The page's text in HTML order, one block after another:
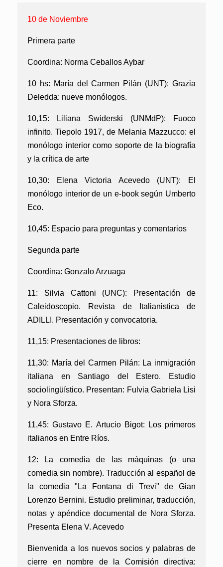
10 de Noviembre
Primera parte
Coordina: Norma Ceballos Aybar
10 hs: María del Carmen Pilán (UNT): Grazia
Deledda: nueve monólogos.
10,15: Liliana Swiderski (UNMdP): Fuoco
infinito. Tiepolo 1917, de Melania Mazzucco: el
monólogo interior como soporte de la biografía
y la crítica de arte
10,30: Elena Victoria Acevedo (UNT): El
monólogo interior de un e-book según Umberto
Eco.
10,45: Espacio para preguntas y comentarios
Segunda parte
Coordina: Gonzalo Arzuaga
11: Silvia Cattoni (UNC): Presentación de
Caleidoscopio. Revista de Italianistica de
ADILLI. Presentación y convocatoria.
11,15: Presentaciones de libros:
11,30: María del Carmen Pilán: La inmigración
italiana en Santiago del Estero. Estudio
sociolingüístico. Presentan: Fulvia Gabriela Lisi
y Nora Sforza.
11,45: Gustavo E. Artucio Bigot: Los primeros
italianos en Entre Ríos.
12: La comedia de las máquinas (o una
comedia sin nombre). Traducción al español de
la comedia "La Fontana di Trevi" de Gian
Lorenzo Bernini. Estudio preliminar, traducción,
notas y apéndice documental de Nora Sforza.
Presenta Elena V. Acevedo
Bienvenida a los nuevos socios y palabras de
cierre en nombre de la Comisión directiva: